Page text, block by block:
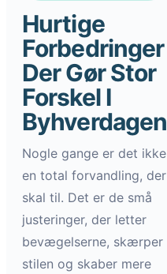
Hurtige
Forbedringer
Der Gør Stor
Forskel I
Byhverdagen
Nogle gange er det ikke
en total forvandling, der
skal til. Det er de små
justeringer, der letter
bevægelserne, skærper
stilen og skaber mere